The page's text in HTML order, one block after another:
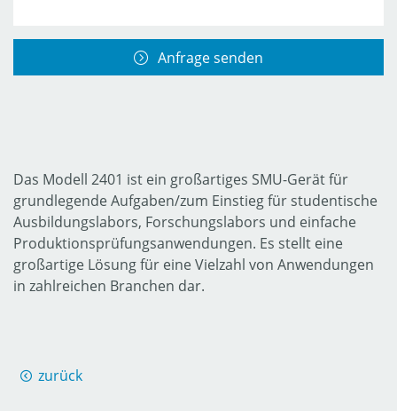
Anfrage senden
Das Modell 2401 ist ein großartiges SMU-Gerät für
grundlegende Aufgaben/zum Einstieg für studentische
Ausbildungslabors, Forschungslabors und einfache
Produktionsprüfungsanwendungen. Es stellt eine
großartige Lösung für eine Vielzahl von Anwendungen
in zahlreichen Branchen dar.
zurück